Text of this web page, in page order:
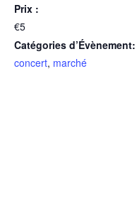
Prix :
€5
Catégories d’Évènement:
concert, marché